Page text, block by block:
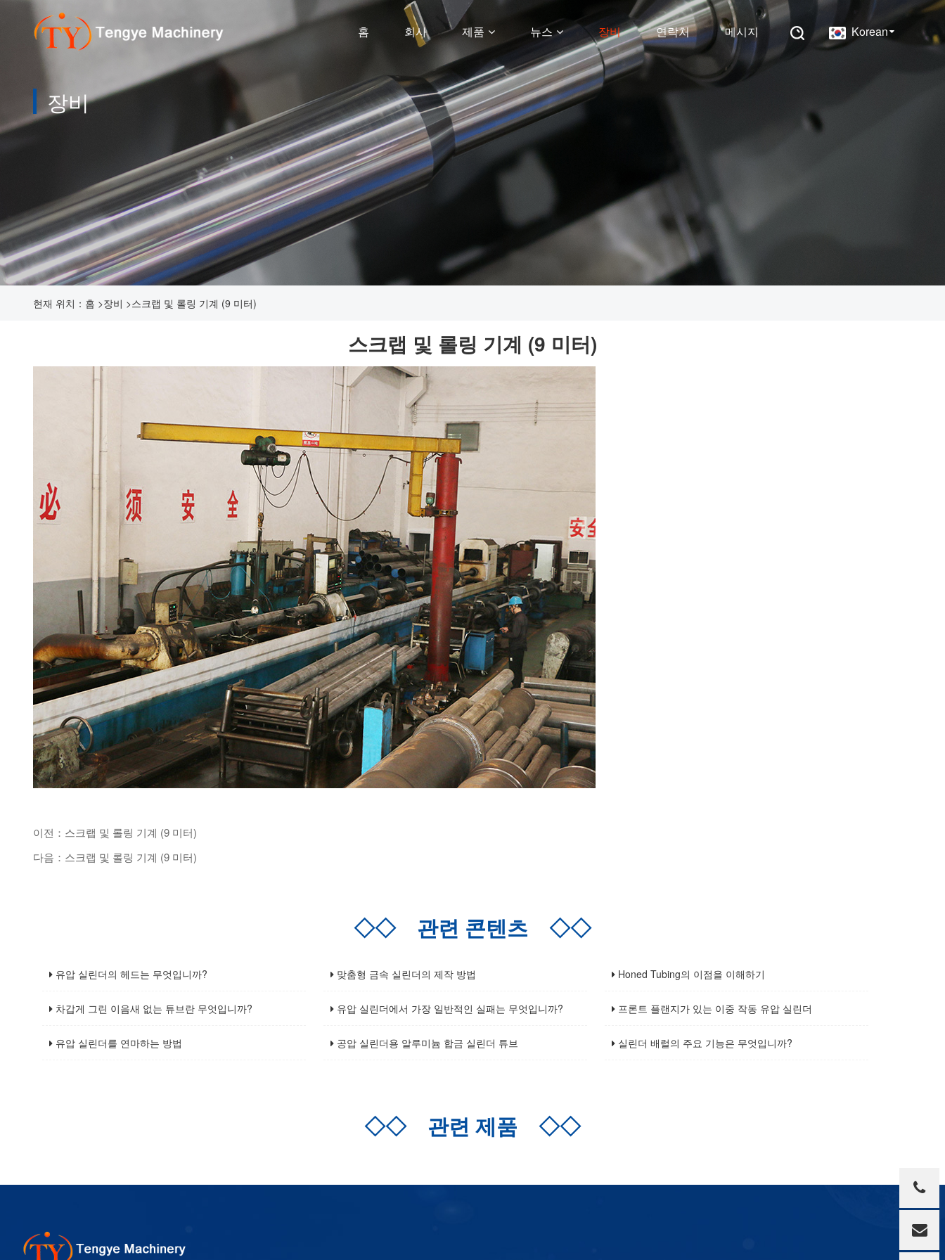
홈 회사 제품 뉴스 장비 연락처 메시지 Korean
장비
현재 위치： 홈 >장비 >스크랩 및 롤링 기계 (9 미터)
스크랩 및 롤링 기계 (9 미터)
이전：스크랩 및 롤링 기계 (9 미터)
다음：스크랩 및 롤링 기계 (9 미터)
◇◇관련 콘텐츠 ◇◇
유압 실린더의 헤드는 무엇입니까? 맞춤형 금속 실린더의 제작 방법 Honed Tubing의 이점을 이해하기
차갑게 그린 이음새 없는 튜브란 무엇입니까? 유압 실린더에서 가장 일반적인 실패는 무엇입니까? 프론트 플랜지가 있는 이중 작동 유압 실린더
유압 실린더를 연마하는 방법 공압 실린더용 알루미늄 합금 실린더 튜브 실린더 배럴의 주요 기능은 무엇입니까?
◇◇관련 제품 ◇◇